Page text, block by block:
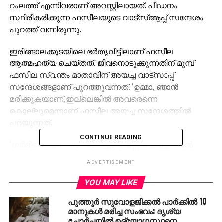
റംലത്ത് എന്നിവരാണ് അറസ്റ്റിലായത്. പീഡനം
സ്ഥിരീകരിക്കുന്ന ഫസീലയുടെ വാട്‌സ്ആപ്പ് സന്ദേശം
പുറത്ത് വന്നിരുന്നു.
ഇരിങ്ങാലക്കുടയിലെ ഭര്‍തൃവീട്ടിലാണ് ഫസീല
ആത്മഹത്യ ചെയ്തത്. ജീവനൊടുക്കുന്നതിന് മുമ്പ്
ഫസീല സ്വന്തം മാതാവിന് അയച്ച വാട്‌സാപ്പ്
സന്ദേശങ്ങളാണ് പുറത്തുവന്നത്. ‘ഉമ്മാ, ഞാന്‍
മരിക്കുകയാണ്,ഇല്ലെങ്കില്‍ അവരെന്നെ
കൊല്ലുമെന്നാണ് ഫസീല അയച്ച സന്ദേശത്തില്‍
‘ഗര്‍ഭിണിയെന്ന് അറിഞ്ഞിട്ടും വയറ്റില്‍ ചവിട്ടി. താന്‍
രാവിലെ 6.49 ന് അയച്ച വാട്‌സാപ്പ് മെസേജില്‍
പറയുന്നു. ഫസീല രണ്ടാമത് ഗര്‍ഭിണിയാണെന്ന്
അറിഞ്ഞത് ഇന്നലെയാണ്. ഇതിന് പിന്നാലെയാണ്
കഠിനമായ പീഡനം.
CONTINUE READING
ADVERTISEMENT
YOU MAY LIKE
പുത്തൂര്‍ സുവോളജിക്കല്‍ പാര്‍ക്കില്‍ 10
മാനുകള്‍ മരിച്ച സംഭവം: ദൃശ്യ